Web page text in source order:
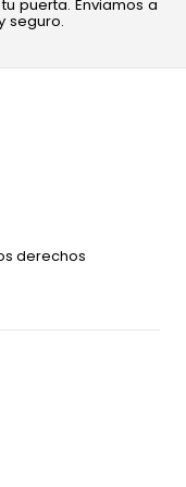
puerta. Enviamos a
seguro.
derechos